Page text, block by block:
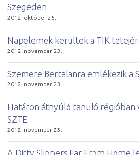
Szegeden
2012. október 26.
Napelemek kerültek a TIK
2012. november 23.
Szemere Bertalanra emlékezik a
2012. november 23.
Határon átnyúló tanuló régióban
SZTE
2012. november 23.
A Dirty Slippers Far From Home